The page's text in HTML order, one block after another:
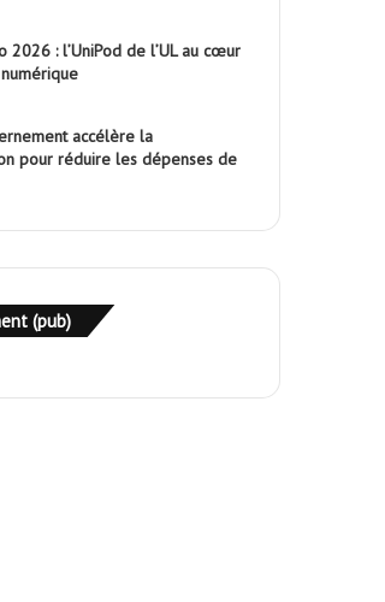
2026 : l’UniPod de l’UL au cœur
accélère la
pour réduire les dépenses de
(pub)